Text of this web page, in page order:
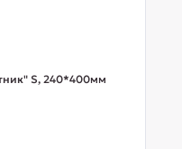
S, 240*400мм